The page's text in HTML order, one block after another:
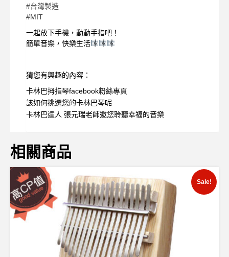
#台灣製造
#MIT
一起放下手機，動動手指吧！
簡單音樂，快樂生活
猜您有興趣的內容：
卡林巴拇指琴facebook粉絲專頁
該如何挑選您的卡林巴琴呢
卡林巴達人 張元瑞老師邀您聆聽幸福的音樂
相關商品
Sale!